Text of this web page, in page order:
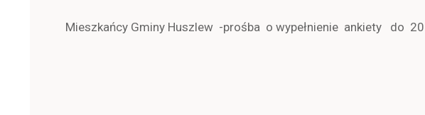
Mieszkańcy Gminy Huszlew -prośba o wypełnienie ankiety do